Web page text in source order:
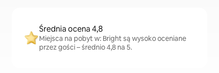
Średnia ocena 4,8
Miejsca na pobyt w: Bright są wysoko oceniane
przez gości – średnio 4,8 na 5.